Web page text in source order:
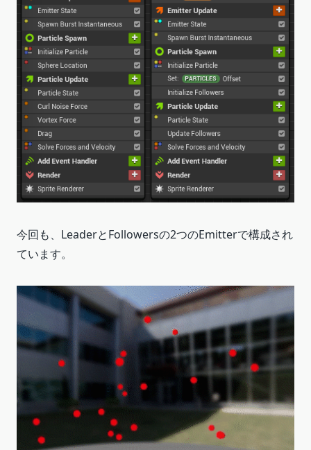
今回も、LeaderとFollowersの2つのEmitterで構成され
ています。